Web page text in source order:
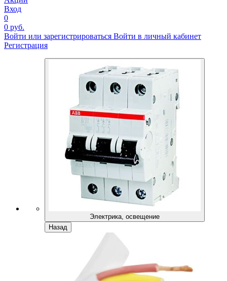
Вход
0
0 руб.
Войти или зарегистрироваться Войти в личный кабинет
Регистрация
Электрика, освещение
Назад